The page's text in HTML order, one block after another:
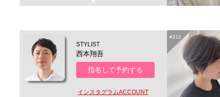
STYLIST
西本翔吾
指名して予約する
インスタグラムACCOUNT
#212